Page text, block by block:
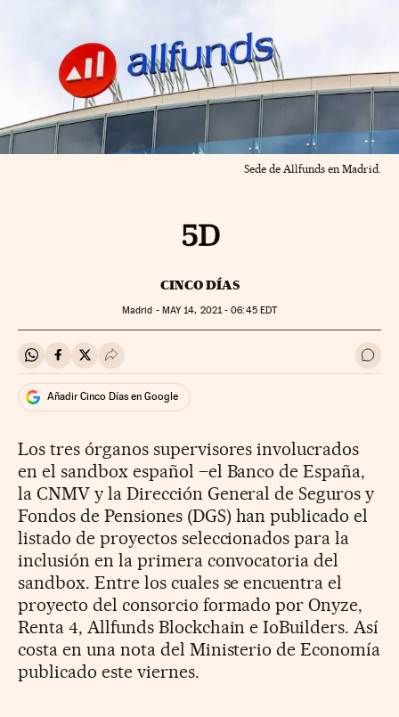
Sede de Allfunds en Madrid.
CINCO DÍAS
Madrid - MAY14, 2021 - 06:45EDT
Compartir en Whatsapp
Compartir en Facebook
Compartir en Twitter
Desplegar Redes Sociales Ir a
Añadir Cinco Días en Google
Los tres órganos supervisores involucrados
en el sandbox español –el Banco de España,
la CNMV y la Dirección General de Seguros y
Fondos de Pensiones (DGS) han publicado el
listado de proyectos seleccionados para la
inclusión en la primera convocatoria del
sandbox. Entre los cuales se encuentra el
proyecto del consorcio formado por Onyze,
Renta 4, Allfunds Blockchain e IoBuilders. Así
costa en una nota del Ministerio de Economía
publicado este viernes.